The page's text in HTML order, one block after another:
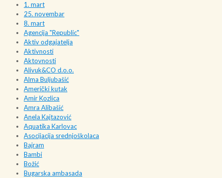
1. mart
25. novembar
8. mart
Agencija "Republic"
Aktiv odgajatelja
Aktivnosti
Aktovnosti
Alivuk&CO d.o.o.
Alma Buljubašić
Američki kutak
Amir Kozlica
Amra Alibašić
Anela Kajtazović
Aquatika Karlovac
Asocijacija srednjoškolaca
Bajram
Bambi
Božić
Bugarska ambasada